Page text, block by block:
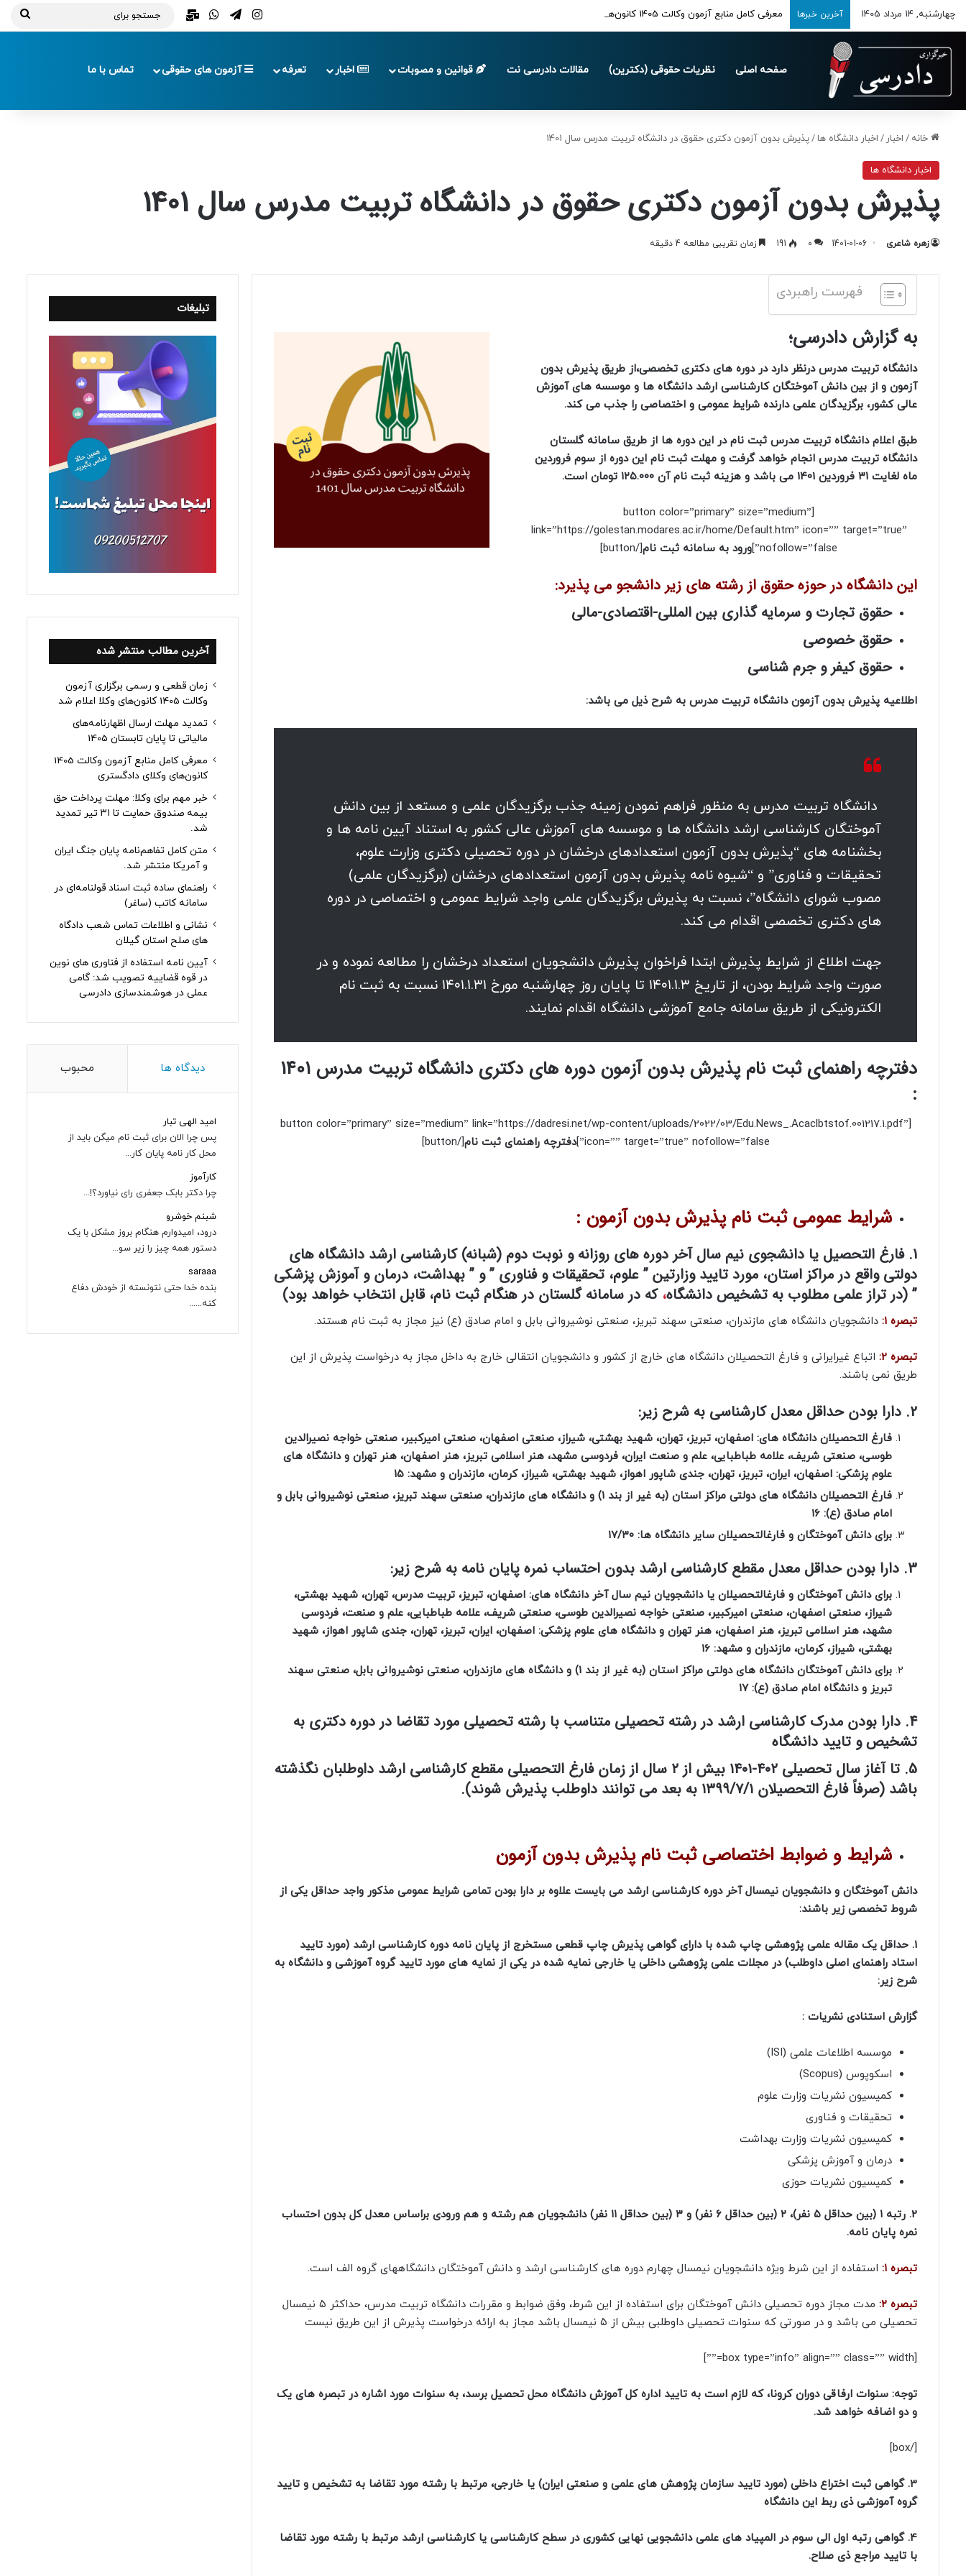
چهارشنبه, 14 مرداد 1405 آخرین خبرها معرفی کامل منابع آزمون وکالت 1405 کانون‌های وکلای دادگستری اینستاگرام
تلگرامواتس آپ
ایمیل
صفحه اصلی نظریات حقوقی (دکترین) مقالات دادرسی نت قوانین و مصوبات اخبار تعرفه آزمون های حقوقی تماس با ما
خانه / اخبار / اخبار دانشگاه ها /پذیرش بدون آزمون دکتری حقوق در دانشگاه تربیت مدرس سال 1401
اخبار دانشگاه ها
پذیرش بدون آزمون دکتری حقوق در دانشگاه تربیت مدرس سال 1401
زهره شاعری 1401-01-06
0
191 زمان تقریبی مطالعه 4 دقیقه
فهرست راهبردی
به گزارش دادرسی؛
دانشگاه تربیت مدرس درنظر دارد در دوره های دکتری تخصصی،از طریق پذیرش بدون
آزمون و از بین دانش آموختگان کارشناسی ارشد دانشگاه ها و موسسه های آموزش
عالی کشور، برگزیدگان علمی دارنده شرایط عمومی و اختصاصی را جذب می کند.
طبق اعلام دانشگاه تربیت مدرس ثبت نام در این دوره ها از طریق سامانه گلستان
دانشگاه تربیت مدرس انجام خواهد گرفت و مهلت ثبت نام این دوره از سوم فروردین
ماه لغایت ۳۱ فروردین 1401 می باشد و هزینه ثبت نام آن ۱۲۵.۰۰۰ تومان است.
[button color=”primary” size=”medium”
link=”https://golestan.modares.ac.ir/home/Default.htm” icon=”” target=”true”
nofollow=”false”] ورود به سامانه ثبت نام[/button]
این دانشگاه در حوزه حقوق از رشته های زیر دانشجو می پذیرد:
حقوق تجارت و سرمایه گذاری بین المللی-اقتصادی-مالی
حقوق خصوصی
حقوق کیفر و جرم شناسی
اطلاعیه پذیرش بدون آزمون دانشگاه تربیت مدرس به شرح ذیل می باشد:
دانشگاه تربیت مدرس به منظور فراهم نمودن زمینه جذب برگزیدگان علمی و مستعد از بین دانش
آموختگان کارشناسی ارشد دانشگاه ها و موسسه های آموزش عالی کشور به استناد آیین نامه ها و
بخشنامه های “پذیرش بدون آزمون استعدادهای درخشان در دوره تحصیلی دکتری وزارت علوم،
تحقیقات و فناوری” و “شیوه نامه پذیرش بدون آزمون استعدادهای درخشان (برگزیدگان علمی)
مصوب شورای دانشگاه”، نسبت به پذیرش برگزیدگان علمی واجد شرایط عمومی و اختصاصی در دوره
های دکتری تخصصی اقدام می کند.
جهت اطلاع از شرایط پذیرش ابتدا فراخوان پذیرش دانشجویان استعداد درخشان را مطالعه نموده و در
صورت واجد شرایط بودن، از تاریخ ۱۴۰۱.۱.۳ تا پایان روز چهارشنبه مورخ ۱۴۰۱.۱.۳۱ نسبت به ثبت نام
الکترونیکی از طریق سامانه جامع آموزشی دانشگاه اقدام نمایند.
دفترچه راهنمای ثبت نام پذیرش بدون آزمون دوره های دکتری دانشگاه تربیت مدرس 1401
:
[button color=”primary” size=”medium” link=”https://dadresi.net/wp-content/uploads/2022/03/Edu.News_.Acaclbtstof.001217.1.pdf”
icon=”” target=”true” nofollow=”false”] دفترچه راهنمای ثبت نام[/button]
شرایط عمومی ثبت نام پذیرش بدون آزمون :
1. فارغ التحصیل یا دانشجوی نیم سال آخر دوره های روزانه و نوبت دوم (شبانه) کارشناسی ارشد دانشگاه های
دولتی واقع در مراکز استان، مورد تایید وزارتین ” علوم، تحقیقات و فناوری ” و ” بهداشت، درمان و آموزش پزشکی
” (در تراز علمی مطلوب به تشخیص دانشگاه، که در سامانه گلستان در هنگام ثبت نام، قابل انتخاب خواهد بود)
تبصره 1: دانشجویان دانشگاه های مازندران، صنعتی سهند تبریز، صنعتی نوشیروانی بابل و امام صادق (ع) نیز مجاز به ثبت نام هستند.
تبصره 2:
اتباع غیرایرانی و فارغ التحصیلان دانشگاه های خارج از کشور و دانشجویان انتقالی خارج به داخل مجاز به درخواست پذیرش از این
طریق نمی باشند.
2. دارا بودن حداقل معدل کارشناسی به شرح زیر:
فارغ التحصیلان دانشگاه های: اصفهان، تبریز، تهران، شهید بهشتی، شیراز، صنعتی اصفهان، صنعتی امیرکبیر، صنعتی خواجه نصیرالدین
طوسی، صنعتی شریف، علامه طباطبایی، علم و صنعت ایران، فردوسی مشهد، هنر اسلامی تبریز، هنر اصفهان، هنر تهران و دانشگاه های
علوم پزشکی: اصفهان، ایران، تبریز، تهران، جندی شاپور اهواز، شهید بهشتی، شیراز، کرمان، مازندران و مشهد: ۱۵
فارغ التحصیلان دانشگاه های دولتی مراکز استان (به غیر از بند 1) و دانشگاه های مازندران، صنعتی سهند تبریز، صنعتی نوشیروانی بابل و
امام صادق (ع): ۱۶
برای دانش آموختگان و فارغالتحصیلان سایر دانشگاه ها: ۱۷/۳۰
3. دارا بودن حداقل معدل مقطع کارشناسی ارشد بدون احتساب نمره پایان نامه به شرح زیر:
برای دانش آموختگان و فارغالتحصیلان یا دانشجویان نیم سال آخر دانشگاه های: اصفهان، تبریز، تربیت مدرس، تهران، شهید بهشتی،
شیراز، صنعتی اصفهان، صنعتی امیرکبیر، صنعتی خواجه نصیرالدین طوسی، صنعتی شریف، علامه طباطبایی، علم و صنعت، فردوسی
مشهد، هنر اسلامی تبریز، هنر اصفهان، هنر تهران و دانشگاه های علوم پزشکی: اصفهان، ایران، تبریز، تهران، جندی شاپور اهواز، شهید
بهشتی، شیراز، کرمان، مازندران و مشهد: ۱۶
برای دانش آموختگان دانشگاه های دولتی مراکز استان (به غیر از بند 1) و دانشگاه های مازندران، صنعتی نوشیروانی بابل، صنعتی سهند
تبریز و دانشگاه امام صادق (ع): ۱۷
4. دارا بودن مدرک کارشناسی ارشد در رشته تحصیلی متناسب با رشته تحصیلی مورد تقاضا در دوره دکتری به
تشخیص و تایید دانشگاه
5. تا آغاز سال تحصیلی ۴۰۲-۱۴۰۱ بیش از ۲ سال از زمان فارغ التحصیلی مقطع کارشناسی ارشد داوطلبان نگذشته
باشد (صرفاً فارغ التحصیلان ۱۳۹۹/۷/۱ به بعد می توانند داوطلب پذیرش شوند).
شرایط و ضوابط اختصاصی ثبت نام پذیرش بدون آزمون
دانش آموختگان و دانشجویان نیمسال آخر دوره کارشناسی ارشد می بایست علاوه بر دارا بودن تمامی شرایط عمومی مذکور واجد حداقل یکی از
شروط تخصصی زیر باشند:
1. حداقل یک مقاله علمی پژوهشی چاپ شده با دارای گواهی پذیرش چاپ قطعی مستخرج از پایان نامه دوره کارشناسی ارشد (مورد تایید
استاد راهنمای اصلی داوطلب) در مجلات علمی پژوهشی داخلی یا خارجی نمایه شده در یکی از نمایه های مورد تایید گروه آموزشی و دانشگاه به
شرح زیر:
گزارش استنادی نشریات :
موسسه اطلاعات علمی (ISI)
اسکوپوس (Scopus)
کمیسیون نشریات وزارت علوم
تحقیقات و فناوری
کمیسیون نشریات وزارت بهداشت
درمان و آموزش پزشکی
کمیسیون نشریات حوزی
2. رتبه ۱ (بین حداقل ۵ نفر)، ۲ (بین حداقل ۶ نفر) و ۳ (بین حداقل ۱۱ نفر) دانشجویان هم رشته و هم ورودی براساس معدل کل بدون احتساب
نمره پایان نامه.
تبصره ۱: استفاده از این شرط ویژه دانشجویان نیمسال چهارم دوره های کارشناسی ارشد و دانش آموختگان دانشگاههای گروه الف است.
تبصره ۲:
مدت مجاز دوره تحصیلی دانش آموختگان برای استفاده از این شرط، وفق ضوابط و مقررات دانشگاه تربیت مدرس، حداکثر ۵ نیمسال
تحصیلی می باشد و در صورتی که سنوات تحصیلی داوطلبی بیش از ۵ نیمسال باشد مجاز به ارائه درخواست پذیرش از این طریق نیست
[box type=”info” align=”” class=”” width=””]
توجه: سنوات ارفاقی دوران کرونا، که لازم است به تایید اداره کل آموزش دانشگاه محل تحصیل برسد، به سنوات مورد اشاره در تبصره های یک
و دو اضافه خواهد شد.
[/box]
3. گواهی ثبت اختراع داخلی (مورد تایید سازمان پژوهش های علمی و صنعتی ایران) یا خارجی، مرتبط با رشته مورد تقاضا به تشخیص و تایید
گروه آموزشی ذی ربط این دانشگاه
4. گواهی رتبه اول الی سوم در المپیاد های علمی دانشجویی نهایی کشوری در سطح کارشناسی یا کارشناسی ارشد مرتبط با رشته مورد تقاضا
با تایید مراجع ذی صلاح.
تبلیغات
آخرین مطالب منتشر شده
زمان قطعی و رسمی برگزاری آزمون
وکالت 1405 کانون‌های وکلا اعلام شد
تمدید مهلت ارسال اظهارنامه‌های
مالیاتی تا پایان تابستان 1405
معرفی کامل منابع آزمون وکالت 1405
کانون‌های وکلای دادگستری
خبر مهم برای وکلا: مهلت پرداخت حق
بیمه صندوق حمایت تا ۳۱ تیر تمدید
شد.
متن کامل تفاهم‌نامه پایان جنگ ایران
و آمریکا منتشر شد.
راهنمای ساده ثبت اسناد قولنامه‌ای در
سامانه کاتب (ساغر)
نشانی و اطلاعات تماس شعب دادگاه
های صلح استان گیلان
آیین نامه استفاده از فناوری های نوین
در قوه قضاییه تصویب شد: گامی
عملی در هوشمندسازی دادرسی
دیدگاه ها محبوب
امید الهی تبار
پس چرا الان برای ثبت نام میگن باید از
محل کار نامه پایان کار...
کارآموز
چرا دکتر بابک جعفری رای نیاورد؟!...
شبنم خوشرو
درود، امیدوارم هنگام بروز مشکل با یک
دستور همه چیز را زیر سو...
saraaa
بنده خدا حتی نتونسته از خودش دفاع
کنه......